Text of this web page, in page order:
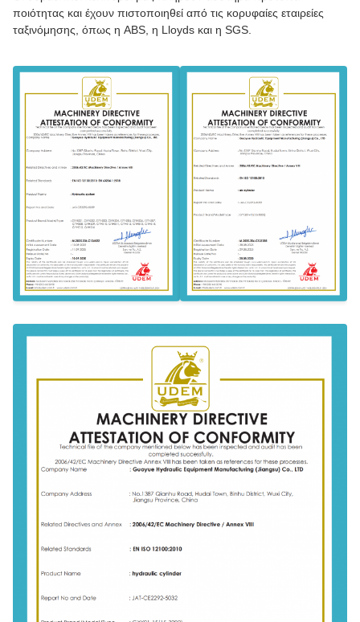
ποιότητας και έχουν πιστοποιηθεί από τις κορυφαίες εταιρείες
ταξινόμησης, όπως η ABS, η Lloyds και η SGS.